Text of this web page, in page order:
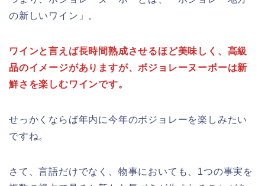
の新しいワイン」。
ワインと言えば長時間熟成させるほど美味しく、高級
品のイメージがありますが、ボジョレーヌーボーは新
鮮さを楽しむワインです。
せっかくならば年内に今年のボジョレーを楽しみたい
ですね。
さて、言語だけでなく、物事においても、1つの事実を